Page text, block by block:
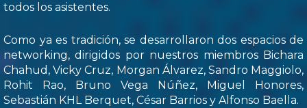
todos los asistentes.
Como ya es tradición, se desarrollaron dos espacios de
networking, dirigidos por nuestros miembros Bichara
Chahud, Vicky Cruz, Morgan Álvarez, Sandro Maggiolo,
Rohit Rao, Bruno Vega Núñez, Miguel Honores,
Sebastián KHL Berquet, César Barrios y Alfonso Baella.